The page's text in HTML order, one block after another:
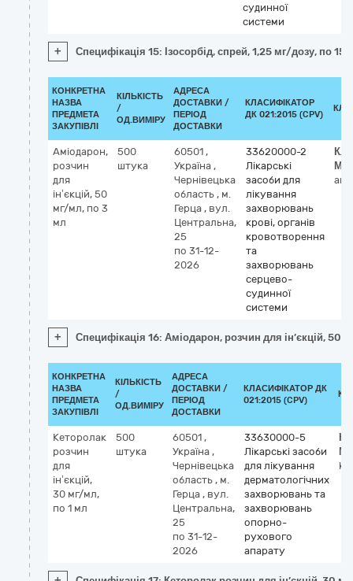
судинної
системи
+ Специфікація 15: Ізосорбід, спрей, 1,25 мг/дозу, по 15
КОНКРЕТНА
НАЗВА
ПРЕДМЕТА
ЗАКУПІВЛІ
КІЛЬКІСТЬ
/
ОД.ВИМІРУ
АДРЕСА
ДОСТАВКИ /
ПЕРІОД
ДОСТАВКИ
КЛАСИФІКАТОР
ДК 021:2015 (CPV)
Аміодарон,
розчин
для
ін’єкцій, 50
мг/мл, по 3
мл
500
штука
60501 ,
Україна ,
Чернівецька
область , м.
Герца , вул.
Центральна,
25
по 31-12-
2026
33620000-2
Лікарські
засоби для
лікування
захворювань
крові, органів
кровотворення
та
захворювань
серцево-
судинної
системи
+ Специфікація 16: Аміодарон, розчин для ін’єкцій, 50
КОНКРЕТНА
НАЗВА
ПРЕДМЕТА
ЗАКУПІВЛІ
КІЛЬКІСТЬ
/
ОД.ВИМІРУ
АДРЕСА
ДОСТАВКИ /
ПЕРІОД
ДОСТАВКИ
КЛАСИФІКАТОР ДК
021:2015 (CPV)
Кеторолак
розчин
для
ін’єкцій,
30 мг/мл,
по 1 мл
500
штука
60501 ,
Україна ,
Чернівецька
область , м.
Герца , вул.
Центральна,
25
по 31-12-
2026
33630000-5
Лікарські засоби
для лікування
дерматологічних
захворювань та
захворювань
опорно-
рухового
апарату